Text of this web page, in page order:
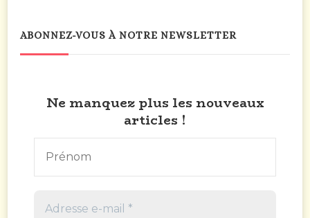
ABONNEZ-VOUS À NOTRE NEWSLETTER
Ne manquez plus les nouveaux
articles !